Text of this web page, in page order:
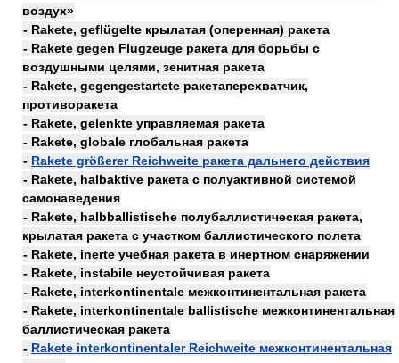
воздух»
- Rakete, geflügelte крылатая (оперенная) ракета
- Rakete gegen Flugzeuge ракета для борьбы с
воздушными целями, зенитная ракета
- Rakete, gegengestartete ракетаперехватчик,
противоракета
- Rakete, gelenkte управляемая ракета
- Rakete, globale глобальная ракета
- Rakete größerer Reichweite ракета дальнего действия
- Rakete, halbaktive ракета с полуактивной системой
самонаведения
- Rakete, halbballistische полубаллистическая ракета,
крылатая ракета с участком баллистического полета
- Rakete, inerte учебная ракета в инертном снаряжении
- Rakete, instabile неустойчивая ракета
- Rakete, interkontinentale межконтинентальная ракета
- Rakete, interkontinentale ballistische межконтинентальная
баллистическая ракета
- Rakete interkontinentaler Reichweite межконтинентальная